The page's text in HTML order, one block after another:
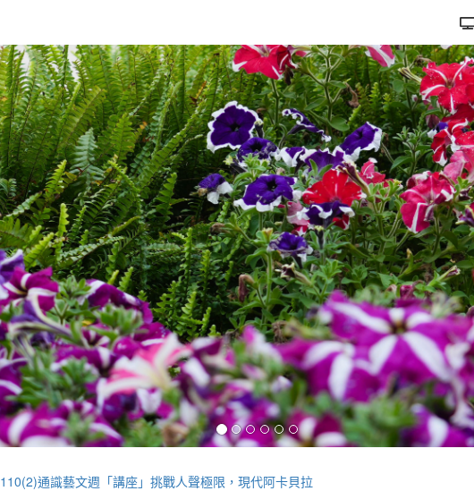
110(2)通識藝文週「講座」挑戰人聲極限，現代阿卡貝拉